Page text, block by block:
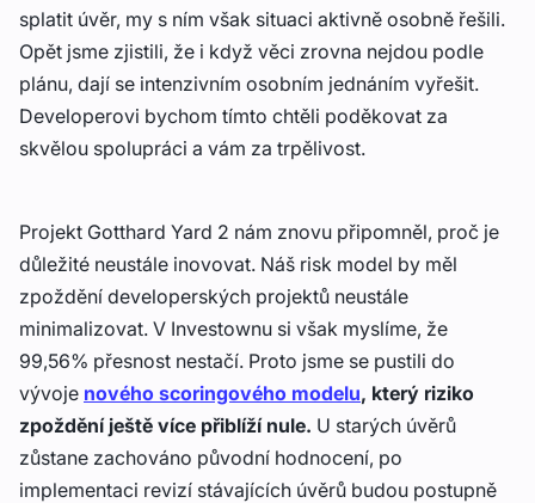
splatit úvěr, my s ním však situaci aktivně osobně řešili.
Opět jsme zjistili, že i když věci zrovna nejdou podle
plánu, dají se intenzivním osobním jednáním vyřešit.
Developerovi bychom tímto chtěli poděkovat za
skvělou spolupráci a vám za trpělivost.
Projekt Gotthard Yard 2 nám znovu připomněl, proč je
důležité neustále inovovat. Náš risk model by měl
zpoždění developerských projektů neustále
minimalizovat. V Investownu si však myslíme, že
99,56% přesnost nestačí. Proto jsme se pustili do
vývoje nového scoringového modelu, který riziko
zpoždění ještě více přiblíží nule. U starých úvěrů
zůstane zachováno původní hodnocení, po
implementaci revizí stávajících úvěrů budou postupně